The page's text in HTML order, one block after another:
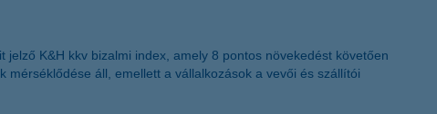
K&H kkv bizalmi index, amely 8 pontos növekedést követően
áll, emellett a vállalkozások a vevői és szállítói